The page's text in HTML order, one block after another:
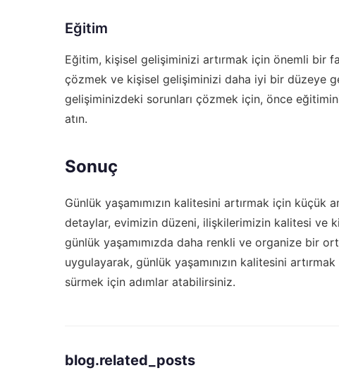
Eğitim
Eğitim, kişisel gelişiminizi artırmak için önemli bir
çözmek ve kişisel gelişiminizi daha iyi bir düzeye
gelişiminizdeki sorunları çözmek için, önce
atın.
Sonuç
Günlük yaşamımızın kalitesini artırmak için
detaylar, evimizin düzeni, ilişkilerimizin kalitesi ve
günlük yaşamımızda daha renkli ve organize bir
uygulayarak, günlük yaşamınızın kalitesini
sürmek için adımlar atabilirsiniz.
blog.related_posts